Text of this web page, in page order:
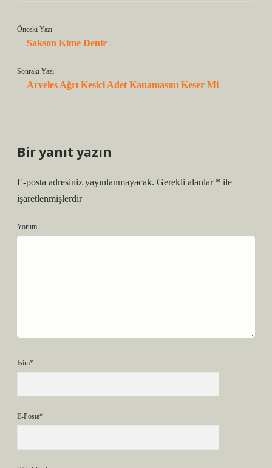
Önceki Yazı
Sakson Kime Denir
Sonraki Yazı
Arveles Ağrı Kesici Adet Kanamasını Keser Mi
Bir yanıt yazın
E-posta adresiniz yayınlanmayacak. Gerekli alanlar * ile
işaretlenmişlerdir
Yorum
İsim*
E-Posta*